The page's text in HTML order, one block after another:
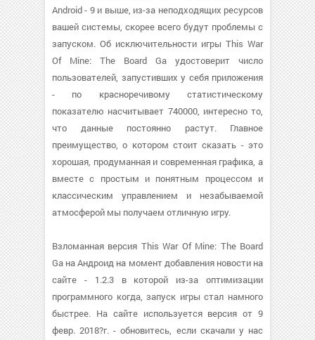
Android - 9 и выше, из-за неподходящих ресурсов
вашей системы, скорее всего будут проблемы с
запуском. Об исключительности игры This War
Of Mine: The Board Ga удостоверит число
пользователей, запустивших у себя приложения
- по красноречивому статистическому
показателю насчитывает 740000, интересно то,
что данные постоянно растут. Главное
преимущество, о котором стоит сказать - это
хорошая, продуманная и современная графика, а
вместе с простым и понятным процессом и
классическим управлением и незабываемой
атмосферой мы получаем отличную игру.
Взломанная версия This War Of Mine: The Board
Ga на Андроид на момент добавления новости на
сайте - 1.2.3 в которой из-за оптимизации
программного когда, запуск игры стал намного
быстрее. На сайте используется версия от 9
февр. 2018?г. - обновитесь, если скачали у нас